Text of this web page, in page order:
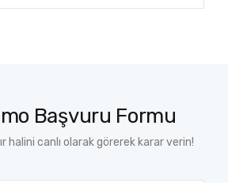
Başvuru Formu
halini canlı olarak görerek karar verin!